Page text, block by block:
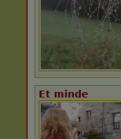
Et minde